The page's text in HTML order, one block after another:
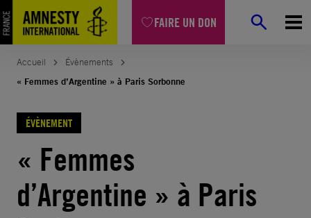
FAIRE UN DON
Accueil
Évènements
« Femmes d’Argentine » à Paris Sorbonne
ÉVÈNEMENT
« Femmes
d’Argentine » à Paris